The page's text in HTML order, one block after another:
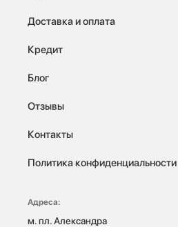
Доставка и оплата
Кредит
Блог
Отзывы
Контакты
Политика конфиденциальности
Адреса:
м. пл. Александра